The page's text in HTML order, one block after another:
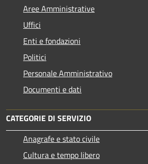
Aree Amministrative
Uffici
Enti e fondazioni
Politici
Personale Amministrativo
Documenti e dati
CATEGORIE DI SERVIZIO
Anagrafe e stato civile
Cultura e tempo libero